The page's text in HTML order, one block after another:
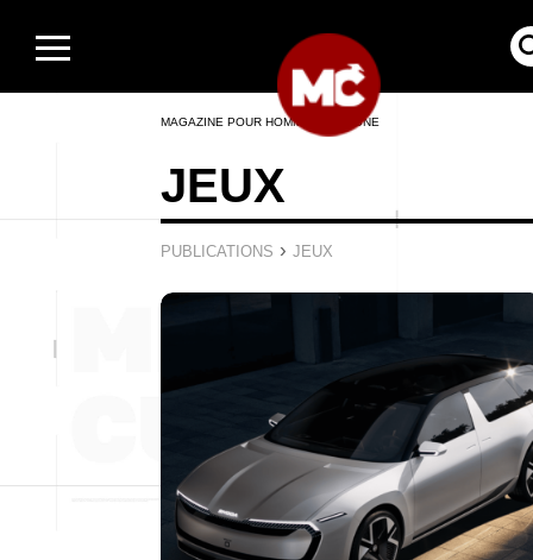
MAGAZINE POUR HOMMES EN LIGNE
JEUX
PUBLICATIONS › JEUX